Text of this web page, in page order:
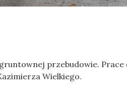
przebudowie.
Wielkiego.